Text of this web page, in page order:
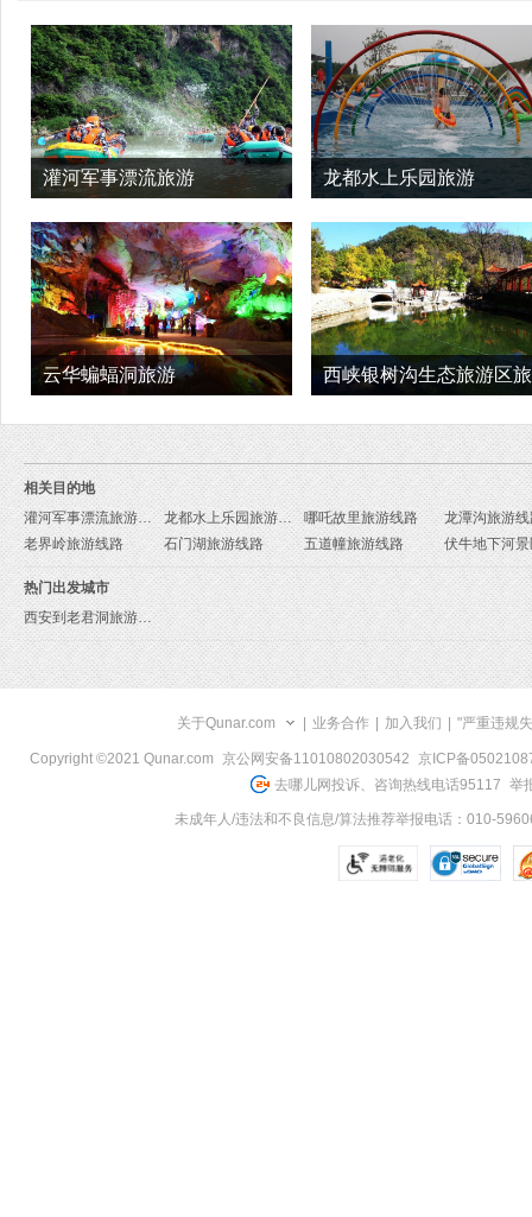
灌河军事漂流旅游 龙都水上乐园旅游
云华蝙蝠洞旅游 西峡银树沟生态旅游区
相关目的地
灌河军事漂流旅游线路
龙都水上乐园旅游线路 哪吒故里旅游线路
龙潭沟旅游
老界岭旅游线路
石门湖旅游线路 五道幢旅游线路
热门出发城市
西安到老君洞旅游报价
关于Qunar.com 业务合作 加入我们 "严重违规
Copyright ©2021 Qunar.com 京公网安备11010802030542
京ICP备
去哪儿网投诉、咨询热线电话95117 举
未成年人/违法和不良信息/算法推荐举报电话：010-